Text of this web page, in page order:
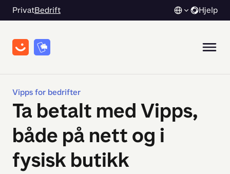
PrivatBedrift Hjelp
Vipps for bedrifter
Ta betalt med Vipps,
både på nett og i
fysisk butikk